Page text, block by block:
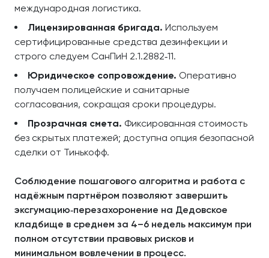
международная логистика.
Лицензированная бригада. Используем
сертифицированные средства дезинфекции и
строго следуем СанПиН 2.1.2882‑11.
Юридическое сопровождение. Оперативно
получаем полицейские и санитарные
согласования, сокращая сроки процедуры.
Прозрачная смета. Фиксированная стоимость
без скрытых платежей; доступна опция безопасной
сделки от Тинькофф.
Соблюдение пошагового алгоритма и работа с
надёжным партнёром позволяют завершить
эксгумацию‑перезахоронение на Дедовское
кладбище в среднем за 4–6 недель максимум при
полном отсутствии правовых рисков и
минимальном вовлечении в процесс.